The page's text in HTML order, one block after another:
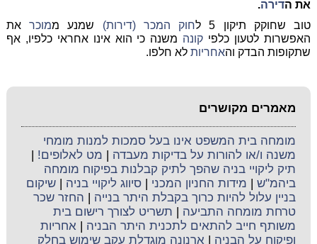
את הדירה.
טוב שחוקק תיקון 5 ל
חוק המכר (דירות) שמנע ממוכראת
האפשרות לטעון כלפי קונה משנה כי הוא אינו אחראי כלפיו, אף
שתקופות הבדק והאחריותלא חלפו.
מאמרים מקושרים
מומחה בית המשפט אינו בעל סמכות למנות מומחי
משנה ו/או להורות על בדיקות מעבדה
מט לאלופים!
תיק ליקויי בניה שהפך לתיק קבלנות בפיקוח מומחה
ביהמ"ש
מידות החניון המכני |סיווג ליקויי בניה |שיקום
בניין עלול להיות כרוך בקבלת היתר בנייה
החזר שכר
טרחת מומחה התביעה
תשריט לצורך רישום בית
משותף חייב להתאים לתכנית היתר הבניה |אחריות
ופיקוח על הבניה |ארנונה מוגדלת עקב שימוש בחלק